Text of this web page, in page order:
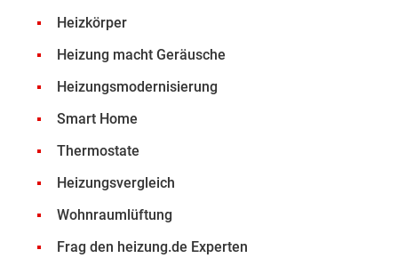
Heizkörper
Heizung macht Geräusche
Heizungsmodernisierung
Smart Home
Thermostate
Heizungsvergleich
Wohnraumlüftung
Frag den heizung.de Experten